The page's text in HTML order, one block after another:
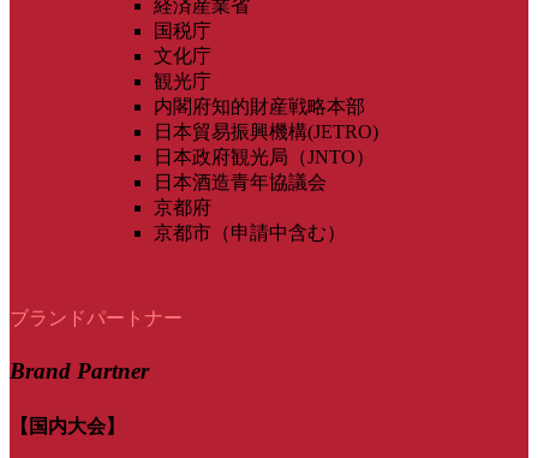
経済産業省
国税庁
文化庁
観光庁
内閣府知的財産戦略本部
日本貿易振興機構(JETRO)
日本政府観光局（JNTO）
日本酒造青年協議会
京都府
京都市（申請中含む）
ブランドパートナー
Brand Partner
【国内大会】